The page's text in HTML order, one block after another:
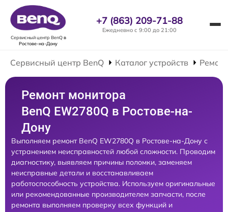
Сервисный центр BenQв
Ростове-на-Дону
+7 (863) 209-71-88
Ежедневно с 9:00 до 21:00
Сервисный центр BenQ Каталог устройств
Ремонт монитора
BenQ EW2780Q в Ростове-на-
Дону
Выполняем ремонт BenQ EW2780Q в Ростове-на-Дону с
устранением неисправностей любой сложности. Проводим
диагностику, выявляем причины поломки, заменяем
неисправные детали и восстанавливаем
работоспособность устройства. Используем оригинальные
или рекомендованные производителем запчасти, после
ремонта выполняем проверку всех функций и